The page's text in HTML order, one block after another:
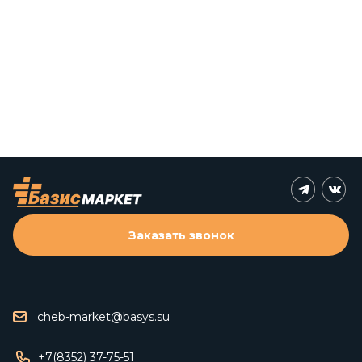
cheb-market@basys.su
+7(8352) 37-75-51
Заказать звонок